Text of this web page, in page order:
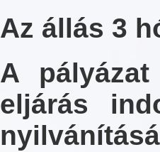
Az állás 3
A
eljárás